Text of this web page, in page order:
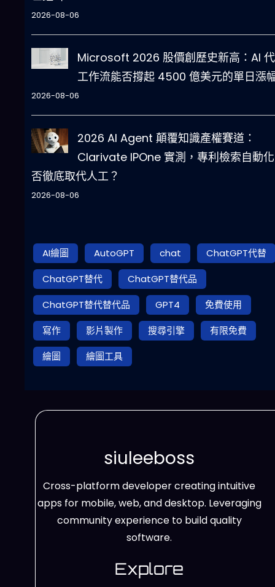
2026-08-06
Microsoft 2026 股價創歷史新高：AI
工作流能否撐起 4500 億美元的單日漲
2026-08-06
2026 AI Agent 顛覆知識產權賽道：
Clarivate IPOne 實測，專利檢索自動
否徹底取代人工？
2026-08-06
AI繪圖 AutoGPT chat
ChatGPT代替
ChatGPT替代
ChatGPT替代品
ChatGPT替代替代品
GPT4
免費使用
寫作
影片製作 搜尋引擎
有限免費
繪圖
繪圖工具
siuleeboss
Cross-platform developer creating intuitive
apps for mobile, web, and desktop. Leveraging
community experience to build quality
software.
Explore